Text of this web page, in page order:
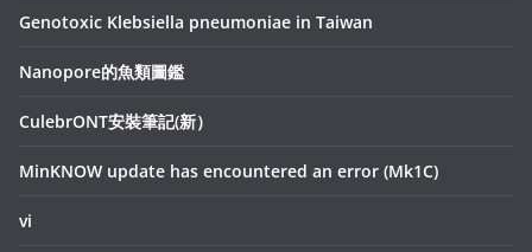
Genotoxic Klebsiella pneumoniae in Taiwan
Nanopore的魚類圖鑑
CulebrONT安裝筆記(新）
MinKNOW update has encountered an error (Mk1C)
vi